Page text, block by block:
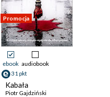
Promocja
ebook audiobook
31 pkt
Kabała
Piotr Gajdziński